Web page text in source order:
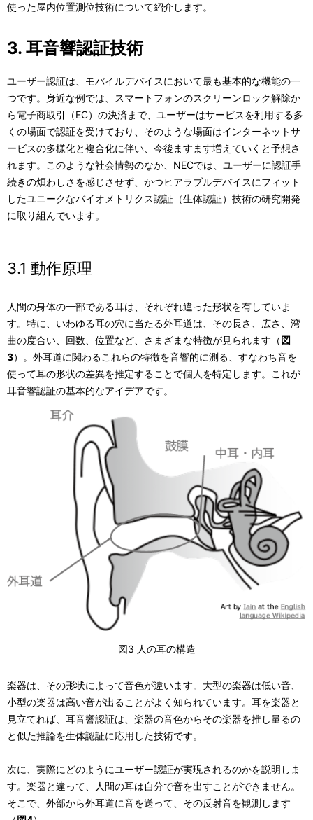
使った屋内位置測位技術について紹介します。
3. 耳音響認証技術
ユーザー認証は、モバイルデバイスにおいて最も基本的な機能の一
つです。身近な例では、スマートフォンのスクリーンロック解除か
ら電子商取引（EC）の決済まで、ユーザーはサービスを利用する多
くの場面で認証を受けており、そのような場面はインターネットサ
ービスの多様化と複合化に伴い、今後ますます増えていくと予想さ
れます。このような社会情勢のなか、NECでは、ユーザーに認証手
続きの煩わしさを感じさせず、かつヒアラブルデバイスにフィット
したユニークなバイオメトリクス認証（生体認証）技術の研究開発
に取り組んでいます。
3.1 動作原理
人間の身体の一部である耳は、それぞれ違った形状を有していま
す。特に、いわゆる耳の穴に当たる外耳道は、その長さ、広さ、湾
曲の度合い、回数、位置など、さまざまな特徴が見られます（図
3）。外耳道に関わるこれらの特徴を音響的に測る、すなわち音を
使って耳の形状の差異を推定することで個人を特定します。これが
耳音響認証の基本的なアイデアです。
図3 人の耳の構造
楽器は、その形状によって音色が違います。大型の楽器は低い音、
小型の楽器は高い音が出ることがよく知られています。耳を楽器と
見立てれば、耳音響認証は、楽器の音色からその楽器を推し量るの
と似た推論を生体認証に応用した技術です。
次に、実際にどのようにユーザー認証が実現されるのかを説明しま
す。楽器と違って、人間の耳は自分で音を出すことができません。
そこで、外部から外耳道に音を送って、その反射音を観測します